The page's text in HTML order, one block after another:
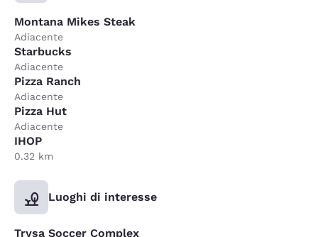
Montana Mikes Steak
Adiacente
Starbucks
Adiacente
Pizza Ranch
Adiacente
Pizza Hut
Adiacente
IHOP
0.32 km
Luoghi di interesse
Trysa Soccer Complex